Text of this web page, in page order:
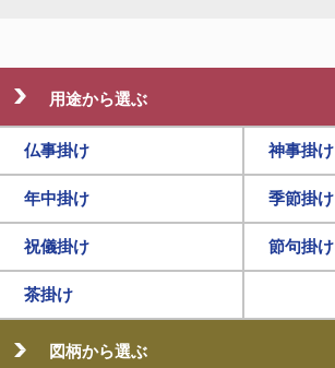
用途から選ぶ
仏事掛け 神事掛け
年中掛け 季節掛け
祝儀掛け 節句掛け
茶掛け
図柄から選ぶ